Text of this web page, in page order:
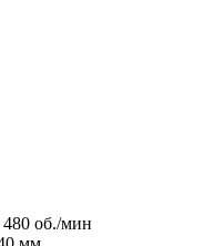
480 об./мин